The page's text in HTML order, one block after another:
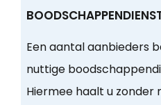
Een aantal aanbieders
nuttige
Hiermee haalt u zonder